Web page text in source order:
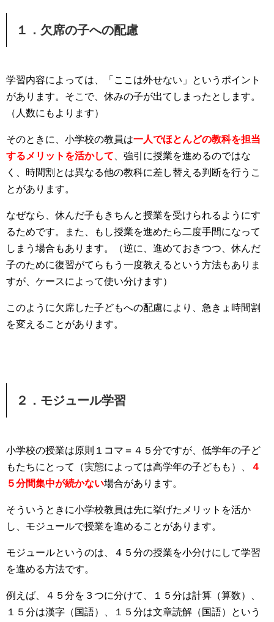
１ ．欠席の子への配慮
学習内容によっては、「ここは外せない」というポイント
があります。そこで、休みの子が出てしまったとします。
（人数にもよります）
そのときに、小学校の教員は一人でほとんどの教科を担当
するメリットを活かして 、強引に授業を進めるのではな
く、時間割とは異なる他の教科に差し替える判断を行うこ
とがあります。
なぜなら、休んだ子もきちんと授業を受けられるようにす
るためです。また、もし授業を進めたら二度手間になって
しまう場合もあります。（逆に、進めておきつつ、休んだ
子のために復習がてらもう一度教えるという方法もありま
すが、ケースによって使い分けます）
このように欠席した子どもへの配慮により、急きょ時間割
を変えることがあります。
２．モジュール学習
小学校の授業は原則１コマ＝４５分ですが、低学年の子ど
もたちにとって（実態によっては高学年の子どもも）、
４
５分間集中が続かない場合があります。
そういうときに小学校教員は先に挙げたメリットを活か
し、モジュールで授業を進めることがあります。
モジュールというのは、４５分の授業を小分けにして学習
を進める方法です。
例えば、４５分を３つに分けて、１５分は計算（算数）、
１５分は漢字（国語）、１５分は文章読解（国語）という